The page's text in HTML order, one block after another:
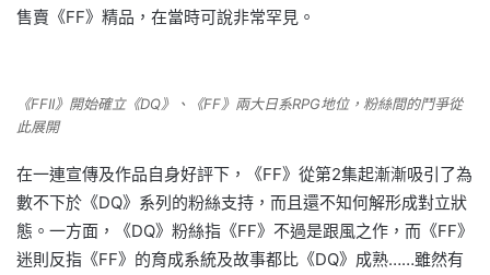
售賣《FF》精品，在當時可說非常罕見。
《FFII》開始確立《DQ》、《FF》兩大日系RPG地位，粉絲間的鬥爭從
此展開
在一連宣傳及作品自身好評下，《FF》從第2集起漸漸吸引了為
數不下於《DQ》系列的粉絲支持，而且還不知何解形成對立狀
態。一方面，《DQ》粉絲指《FF》不過是跟風之作，而《FF》
迷則反指《FF》的育成系統及故事都比《DQ》成熟……雖然有